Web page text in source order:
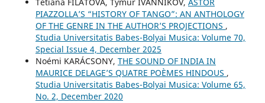
Tetiana FILATOVA, Tymur IVANNIKOV, ASTOR
PIAZZOLLA’S “HISTORY OF TANGO”: AN ANTHOLOGY
OF THE GENRE IN THE AUTHOR’S PROJECTIONS ,
Studia Universitatis Babes-Bolyai Musica: Volume 70,
Special Issue 4, December 2025
Noémi KARÁCSONY, THE SOUND OF INDIA IN
MAURICE DELAGE’S QUATRE POÈMES HINDOUS ,
Studia Universitatis Babes-Bolyai Musica: Volume 65,
No. 2, December 2020